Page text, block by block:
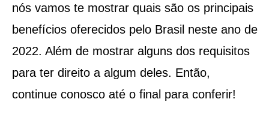
nós vamos te mostrar quais são os principais
benefícios oferecidos pelo Brasil neste ano de
2022. Além de mostrar alguns dos requisitos
para ter direito a algum deles. Então,
continue conosco até o final para conferir!